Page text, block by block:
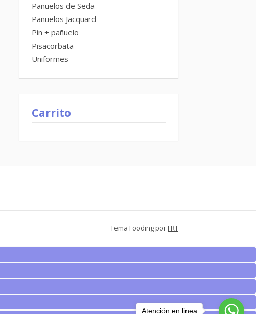
Pañuelos de Seda
Pañuelos Jacquard
Pin + pañuelo
Pisacorbata
Uniformes
Carrito
Tema Fooding porFRT
Atención en linea